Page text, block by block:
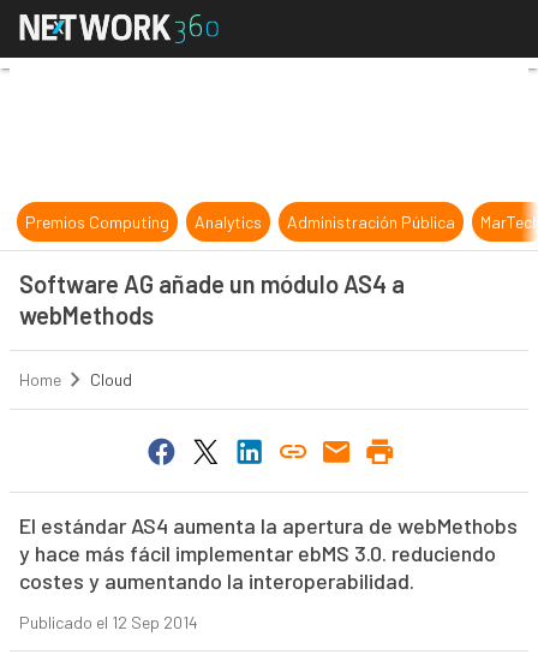
Software AG añade un módulo
Premios Computing Analytics Administración Pública
Software AG añade un módulo AS4 a
webMethods
Home Cloud
El estándar AS4 aumenta la apertura de webMethobs
y hace más fácil implementar ebMS 3.0. reduciendo
costes y aumentando la interoperabilidad.
Publicado el 12 Sep 2014